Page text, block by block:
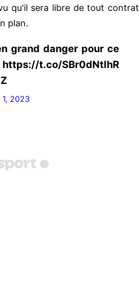
qu'il sera libre de tout contrat
plan.
grand danger pour ce
t.co/SBr0dNtIhR
2023